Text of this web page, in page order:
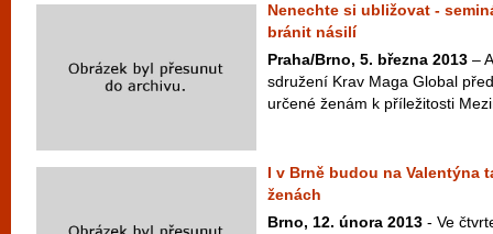
Nenechte si ubližovat -
bránit násilí
Praha/Brno, 5. března 2013 –
sdružení Krav Maga Global
určené ženám k příležitosti
I v Brně budou na Valentýna
ženách
Brno, 12. února 2013 - Ve